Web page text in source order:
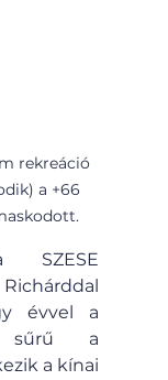
rekreáció
a +66
SZESE
évvel a
sűrű a
a kínai